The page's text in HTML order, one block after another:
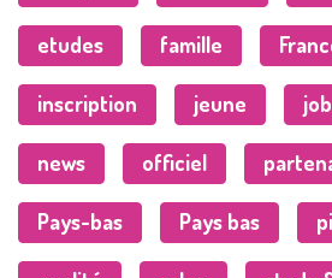
etudes famille
inscription jeune job
news officiel
Pays-bas Pays bas